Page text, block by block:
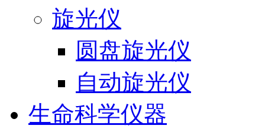
旋光仪
圆盘旋光仪
自动旋光仪
生命科学仪器